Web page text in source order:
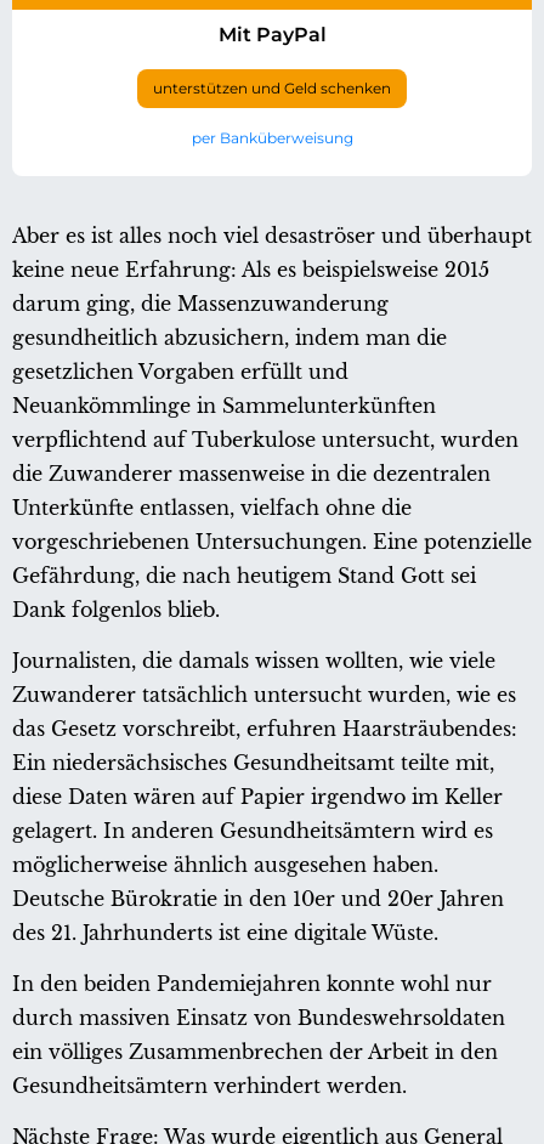
Mit PayPal
unterstützen und Geld schenken
per Banküberweisung
Aber es ist alles noch viel desaströser und überhaupt
keine neue Erfahrung: Als es beispielsweise 2015
darum ging, die Massenzuwanderung
gesundheitlich abzusichern, indem man die
gesetzlichen Vorgaben erfüllt und
Neuankömmlinge in Sammelunterkünften
verpflichtend auf Tuberkulose untersucht, wurden
die Zuwanderer massenweise in die dezentralen
Unterkünfte entlassen, vielfach ohne die
vorgeschriebenen Untersuchungen. Eine potenzielle
Gefährdung, die nach heutigem Stand Gott sei
Dank folgenlos blieb.
Journalisten, die damals wissen wollten, wie viele
Zuwanderer tatsächlich untersucht wurden, wie es
das Gesetz vorschreibt, erfuhren Haarsträubendes:
Ein niedersächsisches Gesundheitsamt teilte mit,
diese Daten wären auf Papier irgendwo im Keller
gelagert. In anderen Gesundheitsämtern wird es
möglicherweise ähnlich ausgesehen haben.
Deutsche Bürokratie in den 10er und 20er Jahren
des 21. Jahrhunderts ist eine digitale Wüste.
In den beiden Pandemiejahren konnte wohl nur
durch massiven Einsatz von Bundeswehrsoldaten
ein völliges Zusammenbrechen der Arbeit in den
Gesundheitsämtern verhindert werden.
Nächste Frage: Was wurde eigentlich aus General